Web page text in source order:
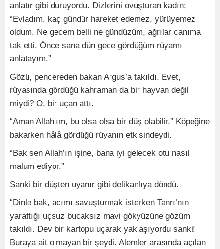
anlatır gibi duruyordu. Dizlerini ovuşturan kadın;
“Evladım, kaç gündür hareket edemez, yürüyemez
oldum. Ne gecem belli ne gündüzüm, ağrılar canıma
tak etti. Önce sana dün gece gördüğüm rüyamı
anlatayım.”
Gözü, pencereden bakan Argus’a takıldı. Evet,
rüyasında gördüğü kahraman da bir hayvan değil
miydi? O, bir uçan attı.
“Aman Allah’ım, bu olsa olsa bir düş olabilir.” Köpeğine
bakarken hâlâ gördüğü rüyanın etkisindeydi.
“Bak sen Allah’ın işine, bana iyi gelecek otu nasıl
malum ediyor.”
Sanki bir düşten uyanır gibi delikanlıya döndü.
“Dinle bak, acımı savuşturmak isterken Tanrı’nın
yarattığı uçsuz bucaksız mavi gökyüzüne gözüm
takıldı. Dev bir kartopu uçarak yaklaşıyordu sanki!
Buraya ait olmayan bir şeydi. Alemler arasında açılan